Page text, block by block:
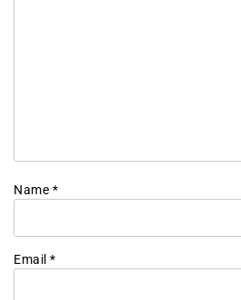
Name *
Email *